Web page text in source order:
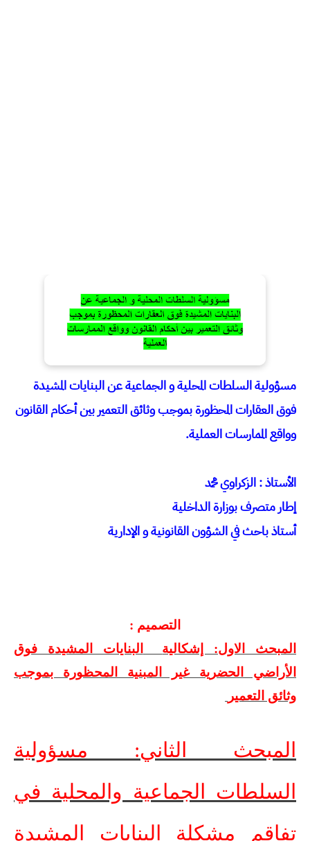
مسؤولية السلطات المحلية و الجماعية عن البنايات المشيدة
فوق العقارات المحظورة بموجب وثائق التعمير بين أحكام القانون
وواقع الممارسات العملية.
الأستاذ : الزكراوي محمد
إطار متصرف بوزارة الداخلية
أستاذ باحث في الشؤون القانونية و الإدارية
التصميم :
المبحث الاول: إشكالية
البنايات المشيدة فوق
الأراضي الحضرية غير المبنية المحظورة بموجب
وثائق التعمير
المبحث الثاني: مسؤولية
السلطات الجماعية والمحلية في
تفاقم مشكلة البنايات المشيدة